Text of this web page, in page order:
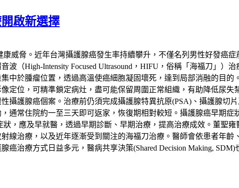
啟新選擇
威脅。近年台灣攝護腺癌發生率持續攀升，不僅名列男性好發癌
（High-Intensity Focused Ultrasound，HIFU，俗稱「海福刀」）
中於腫瘤位置，透過高溫使癌細胞凝固壞死，達到局部消融的目的
定位，可精準鎖定病灶，盡可能保留周圍正常組織，有助降低尿失
攝護腺癌個案。治療前仍須完成攝護腺特異抗原(PSA)、攝護腺切
常住院約一至三天即可返家，恢復期相對較短。攝護腺癌早期症
，應及早就醫，透過早期診斷、早期治療，提高治療成效。董聖
線治療，以及近年逐漸受到關注的海福刀治療。醫師會依患者年齡
治療方式日益多元，醫病共享決策(Shared Decision Making,